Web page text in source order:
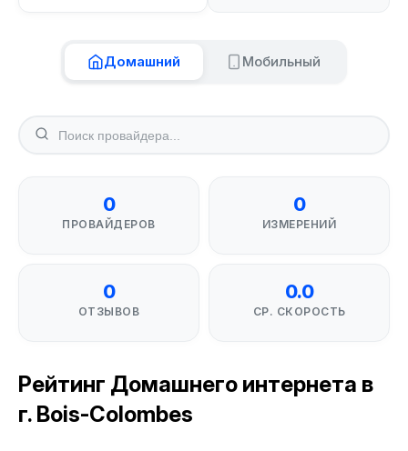
Домашний Мобильный
0
ПРОВАЙДЕРОВ
0
ИЗМЕРЕНИЙ
0
ОТЗЫВОВ
0.0
СР. СКОРОСТЬ
Рейтинг Домашнего интернета в
г. Bois-Colombes